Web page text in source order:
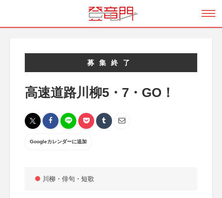
募集終了
高速道路川柳5・7・GO！
Googleカレンダーに追加
川柳・俳句・短歌